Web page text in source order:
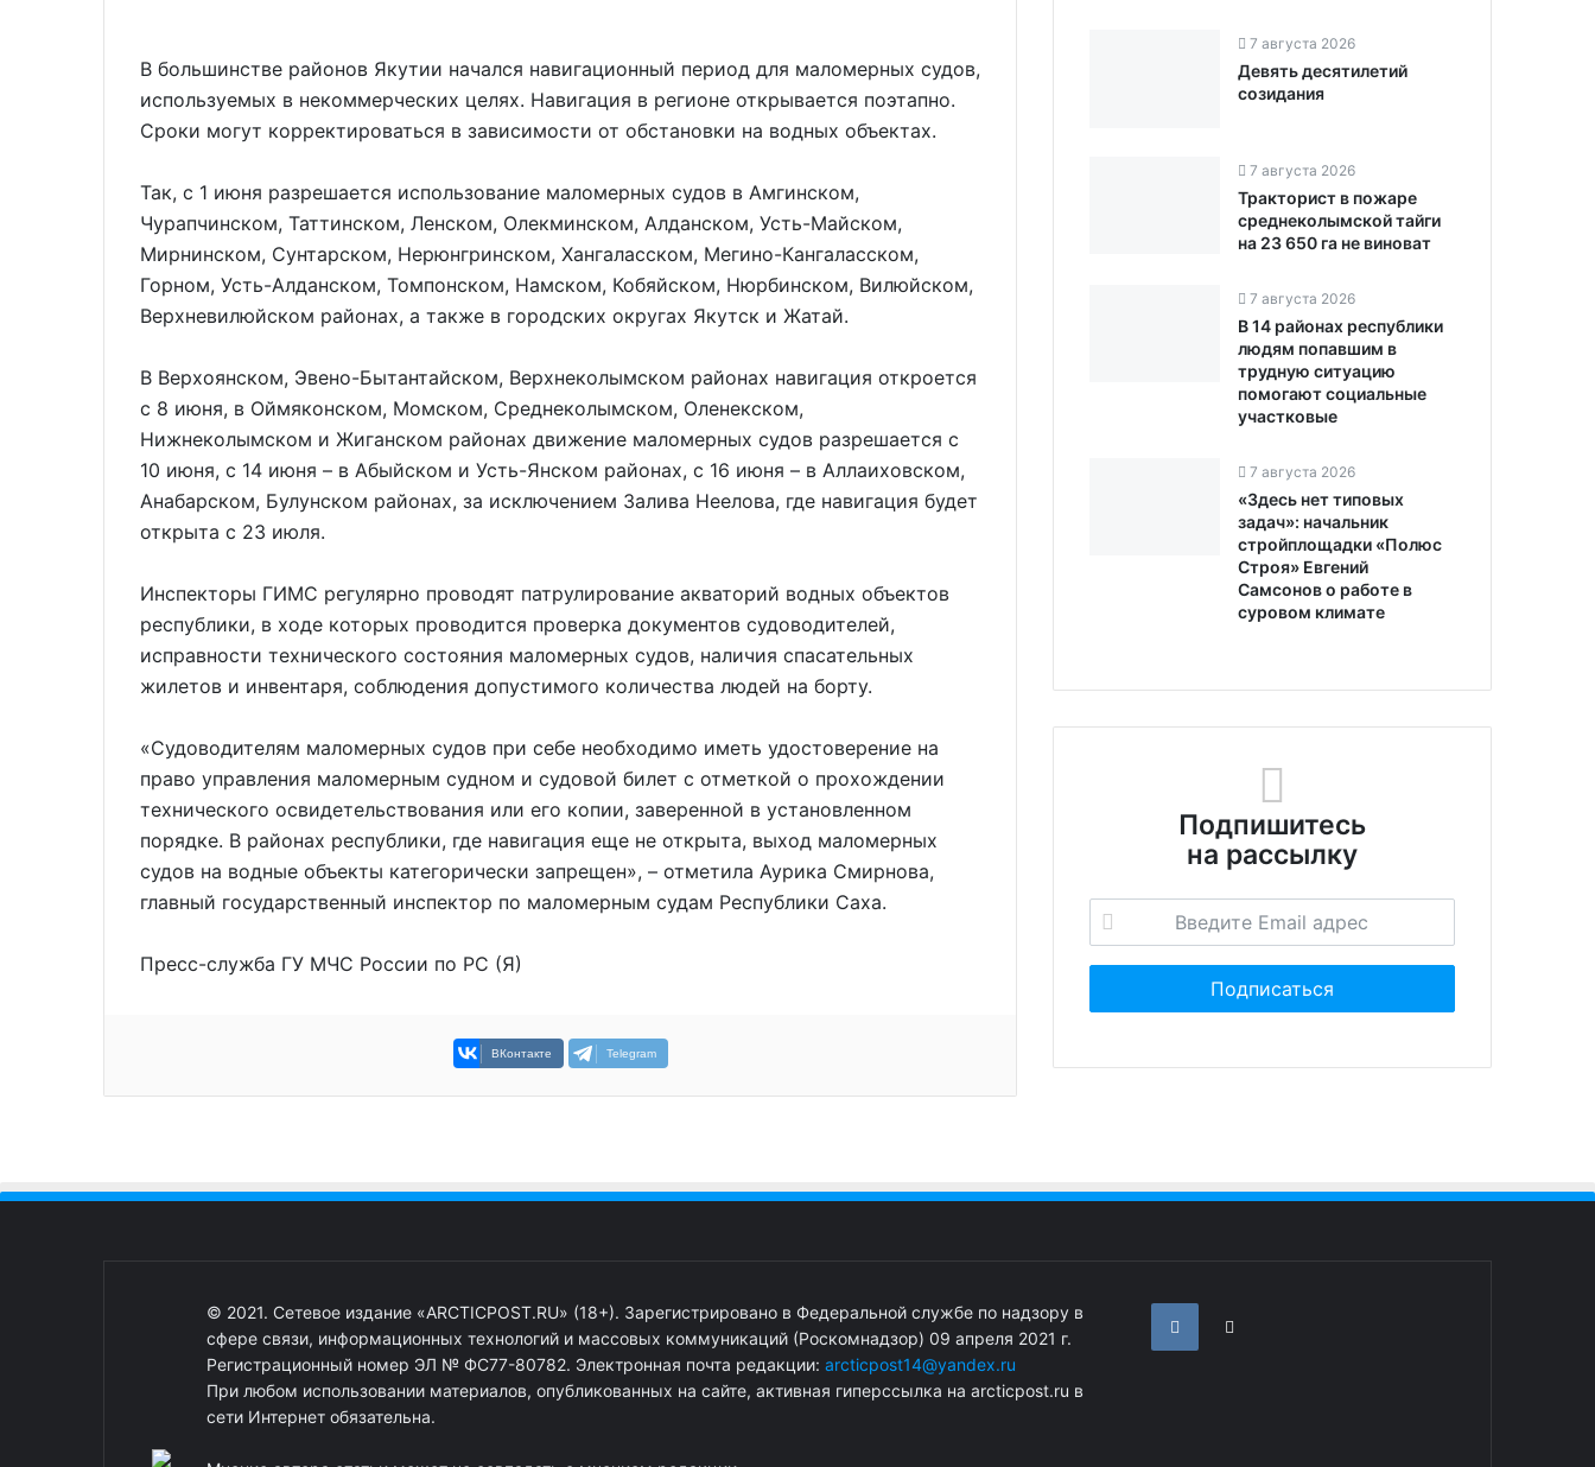
В большинстве районов Якутии начался навигационный период для маломерных судов,
используемых в некоммерческих целях. Навигация в регионе открывается поэтапно.
Сроки могут корректироваться в зависимости от обстановки на водных объектах.
Так, с 1 июня разрешается использование маломерных судов в Амгинском,
Чурапчинском, Таттинском, Ленском, Олекминском, Алданском, Усть-Майском,
Мирнинском, Сунтарском, Нерюнгринском, Хангаласском, Мегино-Кангаласском,
Горном, Усть-Алданском, Томпонском, Намском, Кобяйском, Нюрбинском, Вилюйском,
Верхневилюйском районах, а также в городских округах Якутск и Жатай.
В Верхоянском, Эвено-Бытантайском, Верхнеколымском районах навигация откроется
с 8 июня, в Оймяконском, Момском, Среднеколымском, Оленекском,
Нижнеколымском и Жиганском районах движение маломерных судов разрешается с
10 июня, с 14 июня – в Абыйском и Усть-Янском районах, с 16 июня – в Аллаиховском,
Анабарском, Булунском районах, за исключением Залива Неелова, где навигация будет
открыта с 23 июля.
Инспекторы ГИМС регулярно проводят патрулирование акваторий водных объектов
республики, в ходе которых проводится проверка документов судоводителей,
исправности технического состояния маломерных судов, наличия спасательных
жилетов и инвентаря, соблюдения допустимого количества людей на борту.
«Судоводителям маломерных судов при себе необходимо иметь удостоверение на
право управления маломерным судном и судовой билет с отметкой о прохождении
технического освидетельствования или его копии, заверенной в установленном
порядке. В районах республики, где навигация еще не открыта, выход маломерных
судов на водные объекты категорически запрещен», – отметила Аурика Смирнова,
главный государственный инспектор по маломерным судам Республики Саха.
Пресс-служба ГУ МЧС России по РС (Я)
ВКонтакте Telegram
7 августа 2026
Девять десятилетий
созидания
7 августа 2026
Тракторист в пожаре
среднеколымской тайги
на 23 650 га не виноват
7 августа 2026
В 14 районах республики
людям попавшим в
трудную ситуацию
помогают социальные
участковые
7 августа 2026
«Здесь нет типовых
задач»: начальник
стройплощадки «Полюс
Строя» Евгений
Самсонов о работе в
суровом климате
Подпишитесь
на рассылку
© 2021. Сетевое издание «ARCTICPOST.RU» (18+). Зарегистрировано в Федеральной службе по надзору в
сфере связи, информационных технологий и массовых коммуникаций (Роскомнадзор) 09 апреля 2021 г.
Регистрационный номер ЭЛ № ФС77-80782. Электронная почта редакции: arcticpost14@yandex.ru
При любом использовании материалов, опубликованных на сайте, активная гиперссылка на arcticpost.ru в
сети Интернет обязательна.